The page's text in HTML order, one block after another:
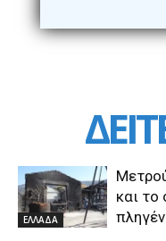
ΕΛΛΑΔΑ
και το